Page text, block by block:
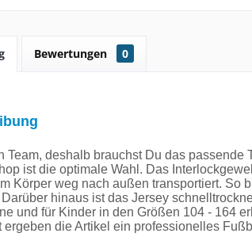
Bewertungen 0
Team, deshalb brauchst Du das
ist die optimale Wahl. Das
Körper weg nach außen transportiert. So
hinaus ist das Jersey
und für Kinder in den Größen 104 - 164
ergeben die Artikel ein professionelles